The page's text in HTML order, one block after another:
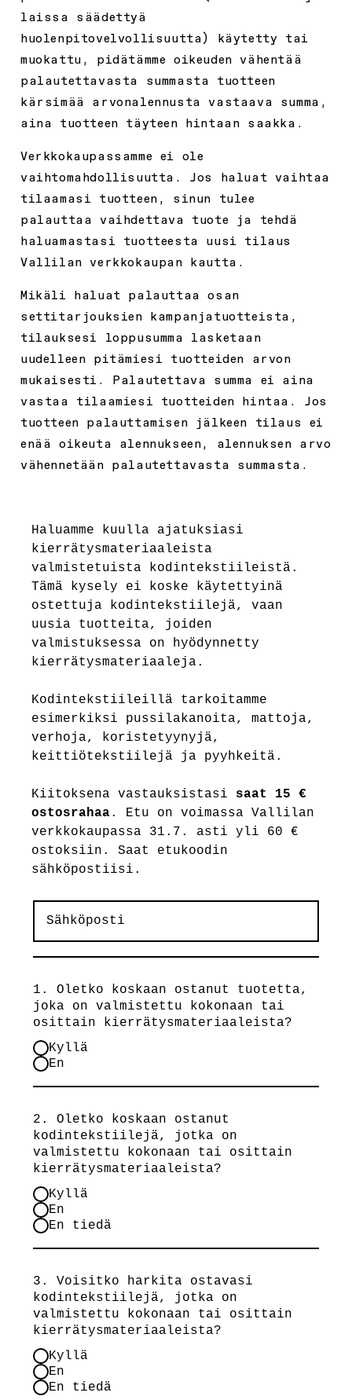
laissa säädettyä
huolenpitovelvollisuutta) käytetty tai
muokattu, pidätämme oikeuden vähentää
palautettavasta summasta tuotteen
kärsimää arvonalennusta vastaava summa,
aina tuotteen täyteen hintaan saakka.
Verkkokaupassamme ei ole
vaihtomahdollisuutta. Jos haluat vaihtaa
tilaamasi tuotteen, sinun tulee
palauttaa vaihdettava tuote ja tehdä
haluamastasi tuotteesta uusi tilaus
Vallilan verkkokaupan kautta.
Mikäli haluat palauttaa osan
settitarjouksien kampanjatuotteista,
tilauksesi loppusumma lasketaan
uudelleen pitämiesi tuotteiden arvon
mukaisesti. Palautettava summa ei aina
vastaa tilaamiesi tuotteiden hintaa. Jos
tuotteen palauttamisen jälkeen tilaus ei
enää oikeuta alennukseen, alennuksen arvo
vähennetään palautettavasta summasta.
Haluamme kuulla ajatuksiasi
kierrätysmateriaaleista
valmistetuista kodintekstiileistä.
Tämä kysely ei koske käytettyinä
ostettuja kodintekstiilejä, vaan
uusia tuotteita, joiden
valmistuksessa on hyödynnetty
kierrätysmateriaaleja.
Kodintekstiileillä tarkoitamme
esimerkiksi pussilakanoita, mattoja,
verhoja, koristetyynyjä,
keittiötekstiilejä ja pyyhkeitä.
Kiitoksena vastauksistasi saat 15 €
ostosrahaa. Etu on voimassa Vallilan
verkkokaupassa 31.7. asti yli 60 €
ostoksiin. Saat etukoodin
sähköpostiisi.
1. Oletko koskaan ostanut tuotetta,
joka on valmistettu kokonaan tai
osittain kierrätysmateriaaleista?
Kyllä
En
2. Oletko koskaan ostanut
kodintekstiilejä, jotka on
valmistettu kokonaan tai osittain
kierrätysmateriaaleista?
Kyllä
En
En tiedä
3. Voisitko harkita ostavasi
kodintekstiilejä, jotka on
valmistettu kokonaan tai osittain
kierrätysmateriaaleista?
Kyllä
En
En tiedä